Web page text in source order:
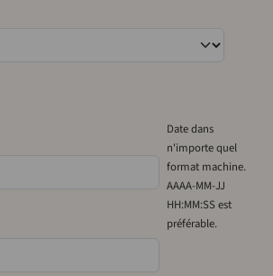
Date dans
n'importe quel
format machine.
AAAA-MM-JJ
HH:MM:SS est
préférable.